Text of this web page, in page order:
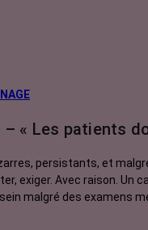
– « Les patients
persistants, et
exiger. Avec raison. Un
malgré des examens